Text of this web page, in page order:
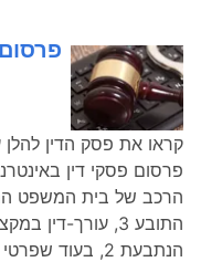
קראו את פסק הדין
הרכב של בית המשפט
התובע 3, עורך-
הנתבעת 2, בעוד